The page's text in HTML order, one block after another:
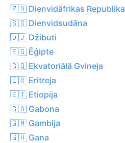
🇿🇦 Dienvidāfrikas Republika
🇸🇸 Dienvidsudāna
🇩🇯 Džibuti
🇪🇬 Ēģipte
🇬🇶 Ekvatoriālā Gvineja
🇪🇷 Eritreja
🇪🇹 Etiopija
🇬🇦 Gabona
🇬🇲 Gambija
🇬🇭 Gana